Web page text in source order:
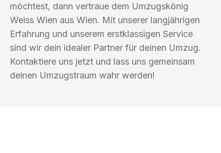
möchtest, dann vertraue dem Umzugskönig
Weiss Wien aus Wien. Mit unserer langjährigen
Erfahrung und unserem erstklassigen Service
sind wir dein idealer Partner für deinen Umzug.
Kontaktiere uns jetzt und lass uns gemeinsam
deinen Umzugstraum wahr werden!